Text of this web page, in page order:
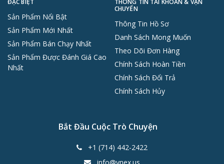
Sản Phẩm Nổi Bật
Sản Phẩm Mới Nhất
Sản Phẩm Bán Chạy Nhất
Sản Phẩm Được Đánh Giá Cao
Nhất
CHUYỂN
Thông Tin Hồ Sơ
Danh Sách Mong Muốn
Theo Dõi Đơn Hàng
Chính Sách Hoàn Tiền
Chính Sách Đổi Trả
Chính Sách Hủy
Bắt Đầu Cuộc Trò Chuyện
+1 (714) 442-2422
info@vnex.us